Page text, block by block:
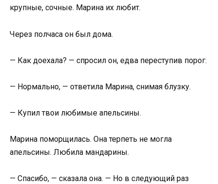
крупные, сочные. Марина их любит.
Через полчаса он был дома.
— Как доехала? — спросил он, едва переступив порог.
— Нормально, — ответила Марина, снимая блузку.
— Купил твои любимые апельсины.
Марина поморщилась. Она терпеть не могла
апельсины. Любила мандарины.
— Спасибо, — сказала она. — Но в следующий раз